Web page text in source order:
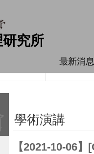
究所
最新消息
學術演講
【2021-10-06